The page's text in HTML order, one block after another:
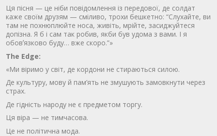
Ця пісня — це ніби повідомлення із передової, де солдат
каже своїм друзям — сміливо, трохи бешкетно: “Слухайте, ви
там не похнюплюйте носа, живіть, мрійте, засиджуйтеся
допізна. Я б і сам так робив, якби був удома з вами. І я
обовʼязково буду… вже скоро.”»
The Edge:
«Ми віримо у світ, де кордони не стираються силою.
Де культуру, мову й пам’ять не змушують замовкнути через
страх.
Де гідність народу не є предметом торгу.
Ця віра — не тимчасова.
Це не політична мода.